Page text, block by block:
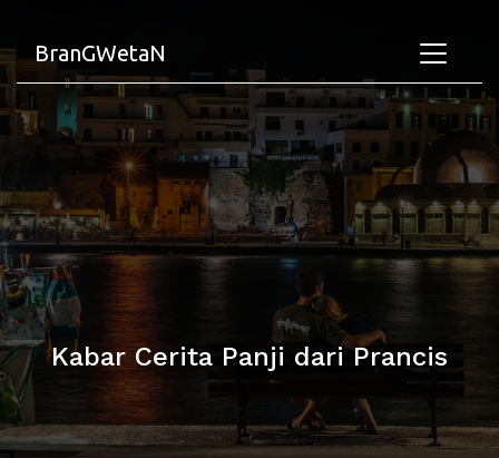
BranGWetaN
Kabar Cerita Panji dari Prancis